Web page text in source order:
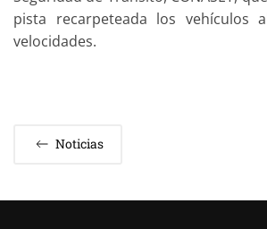
pista recarpeteada los vehículos
velocidades.
Noticias